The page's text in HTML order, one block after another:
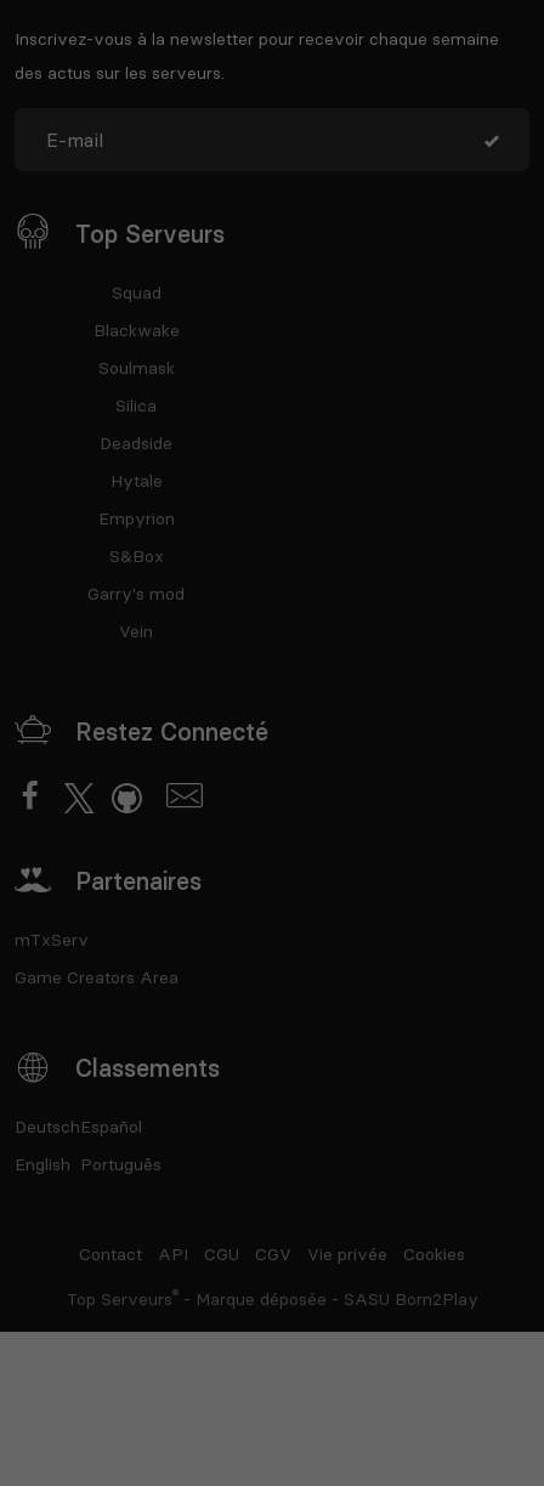
Inscrivez-vous à la newsletter pour recevoir chaque semaine
des actus sur les serveurs.
Top Serveurs
Squad
Blackwake
Soulmask
Silica
Deadside
Hytale
Empyrion
S&Box
Garry's mod
Vein
Restez Connecté
Partenaires
mTxServ
Game Creators Area
Classements
Deutsch
English
Español
Português
Contact API CGU CGV Vie privée Cookies
Top Serveurs®- Marque déposée - SASU Born2Play